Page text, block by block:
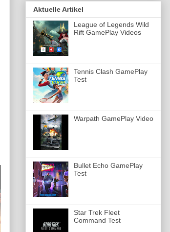
Aktuelle Artikel
League of Legends Wild
Rift GamePlay Videos
Tennis Clash GamePlay
Test
Warpath GamePlay Video
Bullet Echo GamePlay
Test
Star Trek Fleet
Command Test